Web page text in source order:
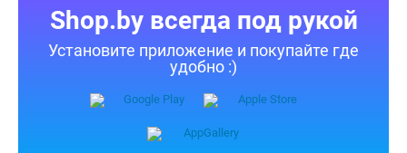
Shop.by всегда под рукой
Установите приложение и покупайте где
удобно :)